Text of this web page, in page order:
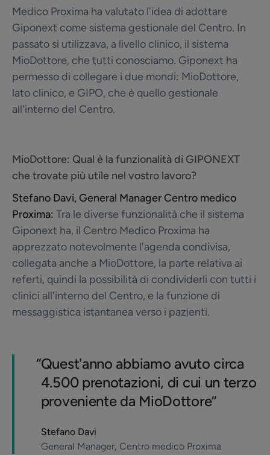
Medico Proxima ha valutato l'idea di adottare
Giponext come sistema gestionale del Centro. In
passato si utilizzava, a livello clinico, il sistema
MioDottore, che tutti conosciamo. Giponext ha
permesso di collegare i due mondi: MioDottore,
lato clinico, e GIPO, che è quello gestionale
all'interno del Centro.
MioDottore: Qual è la funzionalità di GIPONEXT
che trovate più utile nel vostro lavoro?
Stefano Davi, General Manager Centro medico
Proxima: Tra le diverse funzionalità che il sistema
Giponext ha, il Centro Medico Proxima ha
apprezzato notevolmente l'agenda condivisa,
collegata anche a MioDottore, la parte relativa ai
referti, quindi la possibilità di condividerli con tutti i
clinici all'interno del Centro, e la funzione di
messaggistica istantanea verso i pazienti.
“Quest'anno abbiamo avuto circa
4.500 prenotazioni, di cui un terzo
proveniente da MioDottore”
Stefano Davi
General Manager, Centro medico Proxima